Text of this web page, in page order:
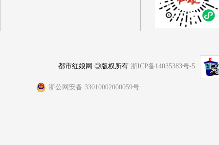
都市红娘网 ◎版权所有 浙ICP备14035383号-5
浙公网安备 33010002000059号